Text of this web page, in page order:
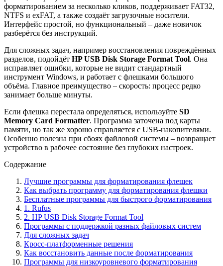
форматированием за несколько кликов, поддерживает FAT32,
NTFS и exFAT, а также создаёт загрузочные носители.
Интерфейс простой, но функциональный – даже новичок
разберётся без инструкций.
Для сложных задач, например восстановления повреждённых
разделов, подойдёт HP USB Disk Storage Format Tool. Она
исправляет ошибки, которые не видит стандартный
инструмент Windows, и работает с флешками большого
объёма. Главное преимущество – скорость: процесс редко
занимает больше минуты.
Если флешка перестала определяться, используйте SD
Memory Card Formatter. Программа заточена под карты
памяти, но так же хорошо справляется с USB-накопителями.
Особенно полезна при сбоях файловой системы – возвращает
устройство в рабочее состояние без глубоких настроек.
Содержание
Лучшие программы для форматирования флешек
Как выбрать программу для форматирования флешки
Бесплатные программы для быстрого форматирования
1. Rufus
2. HP USB Disk Storage Format Tool
Программы с поддержкой разных файловых систем
Для сложных задач
Кросс-платформенные решения
Как восстановить данные после форматирования
Программы для низкоуровневого форматирования